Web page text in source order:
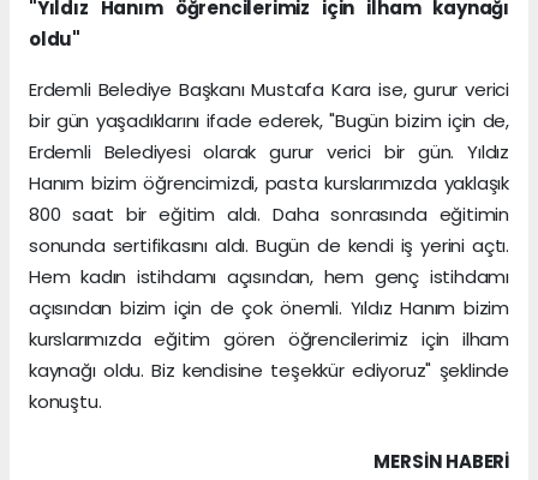
"Yıldız Hanım öğrencilerimiz için ilham kaynağı
oldu"
Erdemli Belediye Başkanı Mustafa Kara ise, gurur verici
bir gün yaşadıklarını ifade ederek, "Bugün bizim için de,
Erdemli Belediyesi olarak gurur verici bir gün. Yıldız
Hanım bizim öğrencimizdi, pasta kurslarımızda yaklaşık
800 saat bir eğitim aldı. Daha sonrasında eğitimin
sonunda sertifikasını aldı. Bugün de kendi iş yerini açtı.
Hem kadın istihdamı açısından, hem genç istihdamı
açısından bizim için de çok önemli. Yıldız Hanım bizim
kurslarımızda eğitim gören öğrencilerimiz için ilham
kaynağı oldu. Biz kendisine teşekkür ediyoruz" şeklinde
konuştu.
MERSIN HABERİ